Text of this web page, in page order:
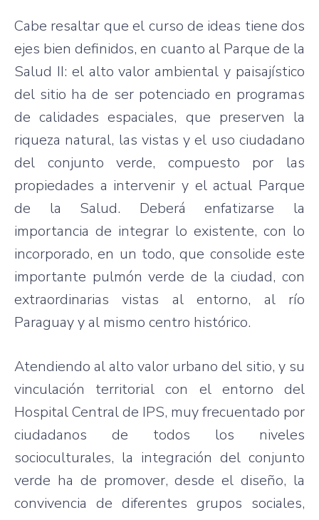
Cabe resaltar que el curso de ideas tiene dos
ejes bien definidos, en cuanto al Parque de la
Salud II: el alto valor ambiental y paisajístico
del sitio ha de ser potenciado en programas
de calidades espaciales, que preserven la
riqueza natural, las vistas y el uso ciudadano
del conjunto verde, compuesto por las
propiedades a intervenir y el actual Parque
de la Salud. Deberá enfatizarse la
importancia de integrar lo existente, con lo
incorporado, en un todo, que consolide este
importante pulmón verde de la ciudad, con
extraordinarias vistas al entorno, al río
Paraguay y al mismo centro histórico.
Atendiendo al alto valor urbano del sitio, y su
vinculación territorial con el entorno del
Hospital Central de IPS, muy frecuentado por
ciudadanos de todos los niveles
socioculturales, la integración del conjunto
verde ha de promover, desde el diseño, la
convivencia de diferentes grupos sociales,